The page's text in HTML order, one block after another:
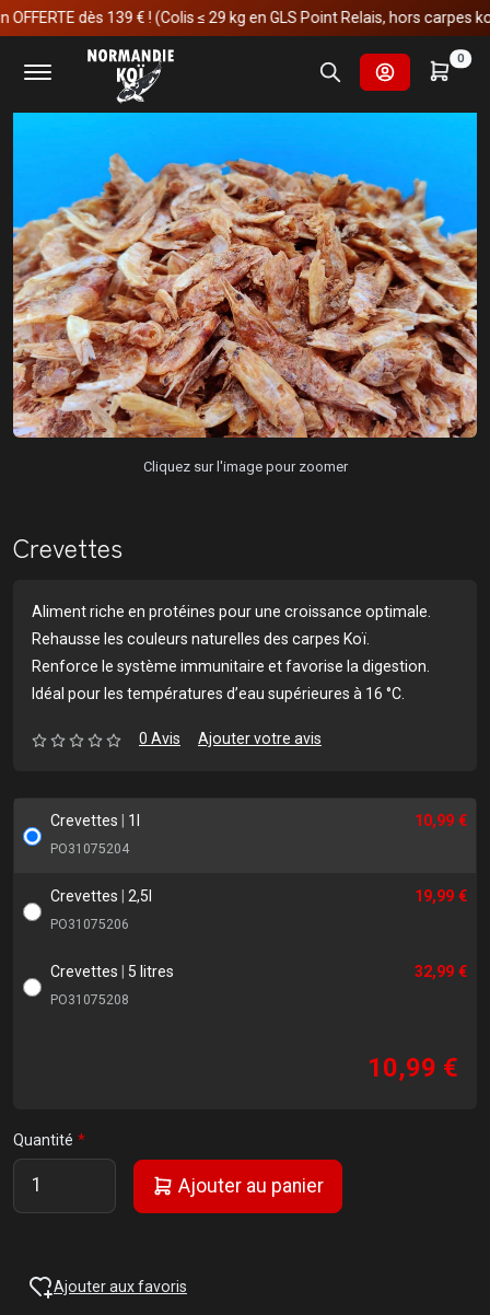
dès 139 € ! (Colis ≤ 29 kg en GLS Point Relais, hors carpes koï)
0
Accueil Matériels Compléments Alimentaires Crevettes
Cliquez sur l'image pour zoomer
Crevettes
Aliment riche en protéines pour une croissance optimale.
Rehausse les couleurs naturelles des carpes Koï.
Renforce le système immunitaire et favorise la digestion.
Idéal pour les températures d’eau supérieures à 16 °C.
0 Avis Ajouter votre avis
Crevettes 1l
PO31075204
10,99 €
Crevettes 2,5l
PO31075206
19,99 €
Crevettes 5 litres
PO31075208
32,99 €
10,99 €
Quantité
Ajouter au panier
Ajouter aux favoris